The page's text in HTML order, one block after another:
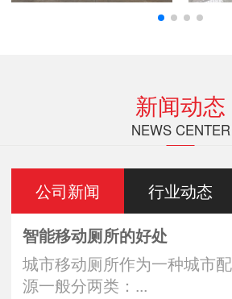
新闻动态
NEWS CENTER
公司新闻 行业动态
智能移动厕所的好处
城市移动厕所作为一种城市
源一般分两类：...